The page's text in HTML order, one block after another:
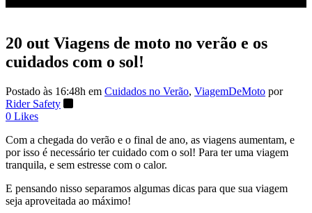
20 out Viagens de moto no verão e os
cuidados com o sol!
Postado às 16:48h em Cuidados no Verão, ViagemDeMoto por
Rider Safety
0 Likes
Com a chegada do verão e o final de ano, as viagens aumentam, e
por isso é necessário ter cuidado com o sol! Para ter uma viagem
tranquila, e sem estresse com o calor.
E pensando nisso separamos algumas dicas para que sua viagem
seja aproveitada ao máximo!